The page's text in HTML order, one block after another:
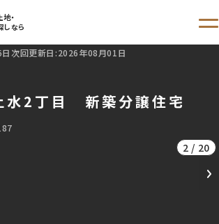
・
しなら
水2丁目 新築分譲住宅
次回更新日:2026年08月01日
2 / 20
でさがす